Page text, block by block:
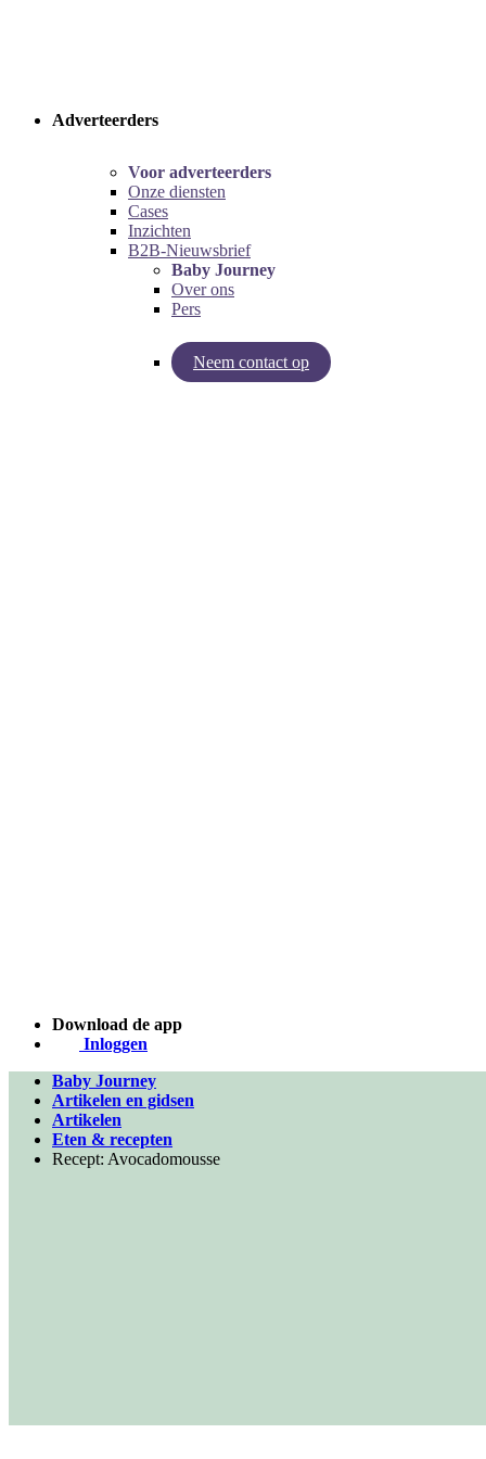
Adverteerders
Voor adverteerders
Onze diensten
Cases
Inzichten
B2B-Nieuwsbrief
Baby Journey
Over ons
Pers
Neem contact op
Download de app
Inloggen
Baby Journey
Artikelen en gidsen
Artikelen
Eten & recepten
Recept: Avocadomousse